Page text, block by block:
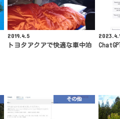
2019.4.5
トヨタアクアで快適な車中泊
その他